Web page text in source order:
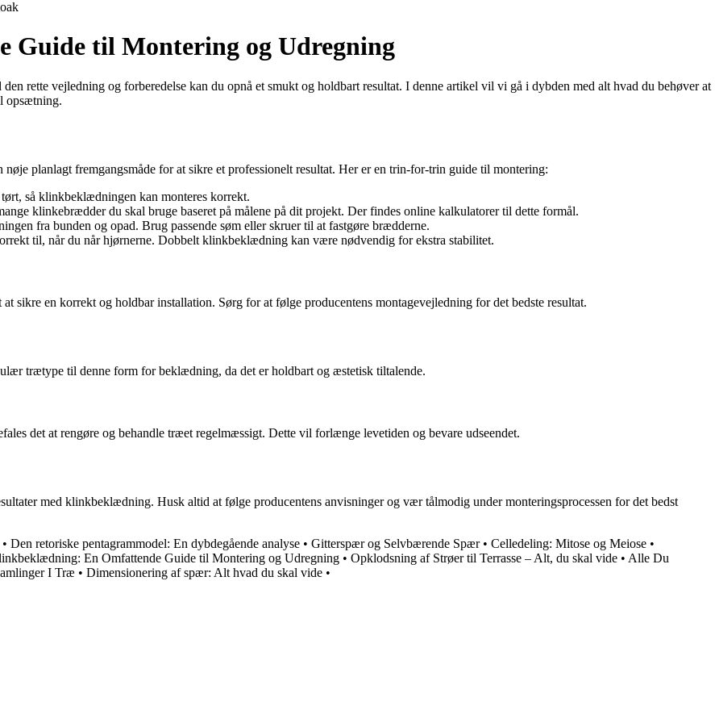
til Montering og Udregning
rette vejledning og forberedelse kan du opnå et smukt og holdbart resultat. I denne artikel vil vi gå i dybden med alt hvad du behøver at
opsætning.
planlagt fremgangsmåde for at sikre et professionelt resultat. Her er en trin-for-trin guide til montering:
så klinkbeklædningen kan monteres korrekt.
klinkebrædder du skal bruge baseret på målene på dit projekt. Der findes online kalkulatorer til dette formål.
fra bunden og opad. Brug passende søm eller skruer til at fastgøre brædderne.
til, når du når hjørnerne. Dobbelt klinkbeklædning kan være nødvendig for ekstra stabilitet.
en korrekt og holdbar installation. Sørg for at følge producentens montagevejledning for det bedste resultat.
trætype til denne form for beklædning, da det er holdbart og æstetisk tiltalende.
det at rengøre og behandle træet regelmæssigt. Dette vil forlænge levetiden og bevare udseendet.
med klinkbeklædning. Husk altid at følge producentens anvisninger og vær tålmodig under monteringsprocessen for det bedst
• Den retoriske pentagrammodel: En dybdegående analyse • Gitterspær og Selvbærende Spær• Celledeling: Mitose og Meiose •
En Omfattende Guide til Montering og Udregning • Opklodsning af Strøer til Terrasse – Alt, du skal vide • Alle Du
I Træ • Dimensionering af spær: Alt hvad du skal vide •